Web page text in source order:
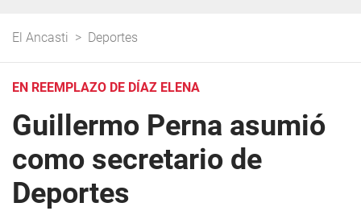
El Ancasti > Deportes
EN REEMPLAZO DE DÍAZ ELENA
Guillermo Perna asumió
como secretario de
Deportes